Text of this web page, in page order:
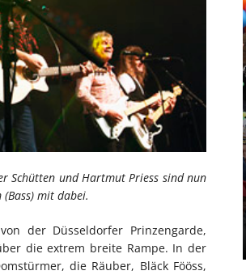
Schütten und Hartmut Priess sind nun
mit dabei.
der Düsseldorfer Prinzengarde,
die extrem breite Rampe. In der
die Räuber, Bläck Fööss,
CHIC: WIE
DEN
STIL IN IHREM
Inspiration des industriellen Chics sind die
des Industriezeitalters. Die Basis für
Stil sind große Räume, schlicht gehalten
Wie so vieles wurde ...